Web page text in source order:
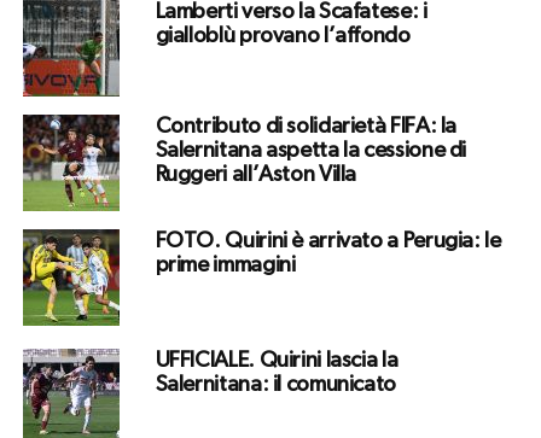
Lamberti verso la Scafatese: i
gialloblù provano l’affondo
Contributo di solidarietà FIFA: la
Salernitana aspetta la cessione di
Ruggeri all’Aston Villa
FOTO. Quirini è arrivato a Perugia: le
prime immagini
UFFICIALE. Quirini lascia la
Salernitana: il comunicato